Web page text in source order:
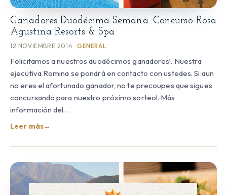
Ganadores Duodécima Semana. Concurso Rosa
Agustina Resorts & Spa
12 NOVIEMBRE 2014 · GENERAL
Felicitamos a nuestros duodécimos ganadores!. Nuestra
ejecutiva Romina se pondrá en contacto con ustedes. Si aun
no eres el afortunado ganador, no te precoupes que sigues
concursando para nuestro próximo sorteo!. Más
información del…
Leer más→